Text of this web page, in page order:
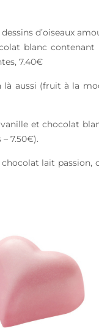
d’oiseaux
blanc
7.40€
aussi (fruit à la
et chocolat
7.50€).
lait